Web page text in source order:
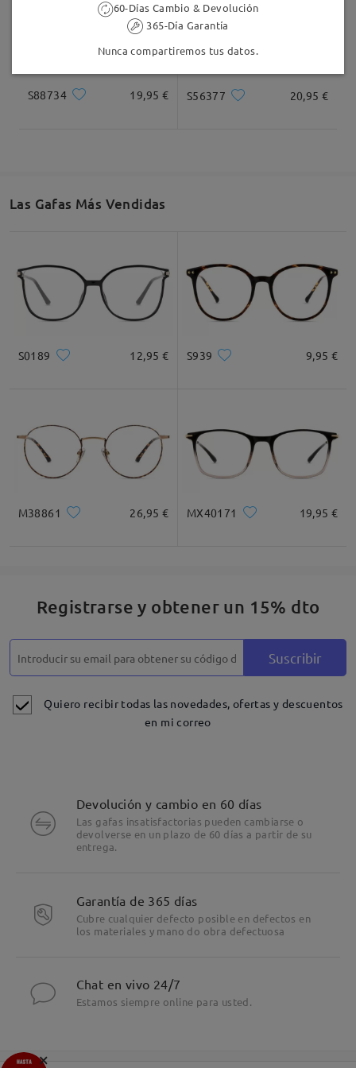
S88734 19,95 € S56377 20,95 €
Las Gafas Más Vendidas
S0189 12,95 € S939 9,95 €
M38861 26,95 € MX40171 19,95 €
Registrarse y obtener un 15% dto
Suscribir
Quiero recibir todas las novedades, ofertas y descuentos
en mi correo
Devolución y cambio en 60 días
Las gafas insatisfactorias pueden cambiarse o
devolverse en un plazo de 60 días a partir de su
entrega.
Garantía de 365 días
Cubre cualquier defecto posible en defectos en
los materiales y mano do obra defectuosa
Chat en vivo 24/7
Estamos siempre online para usted.
×
60-Días Cambio & Devolución
365-Día Garantía
Nunca compartiremos tus datos.